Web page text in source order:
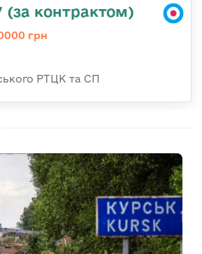
(за контрактом)
грн
РТЦК та СП